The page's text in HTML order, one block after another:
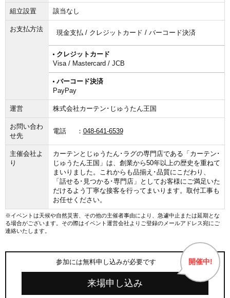
組立設置 該当なし
お支払方法 現金支払 / クレジットカード / バーコード決済
クレジットカード
Visa / Mastercard / JCB
バーコード決済
PayPay
運営 株式会社カーテン･じゅうたん王国
お問い合わ
せ先
電話 048-641-6539
主催会社よ
り
カーテンとじゅうたん･ラグの専門店である「カーテン･
じゅうたん王国」は、創業から50年以上の歴史を重ねて
まいりました。これからも品揃え･品質にこだわり、
「話せる･見つかる･専門店」としてお客様にご満足いた
だけるよう丁寧な接客を行ってまいります。取付工事も
お任せください。
※イベントは天候や自然災害、その他の主催者事由により、急遽中止または延期とな
る場合がございます。その際はイベント運営会社よりご登録のメールアドレス宛にご
連絡いたします。
参加には無料申し込みが必要です 開催中!
来場申し込み